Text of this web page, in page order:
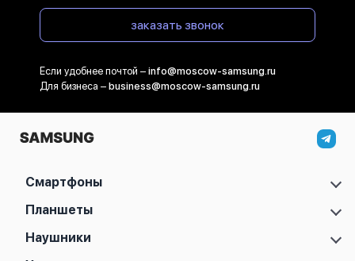
заказать звонок
Если удобнее почтой – info@moscow-samsung.ru
Для бизнеса – business@moscow-samsung.ru
Смартфоны
Samsung Galaxy S
Samsung Galaxy Z
Планшеты
Samsung Galaxy Tab A11
Наушники